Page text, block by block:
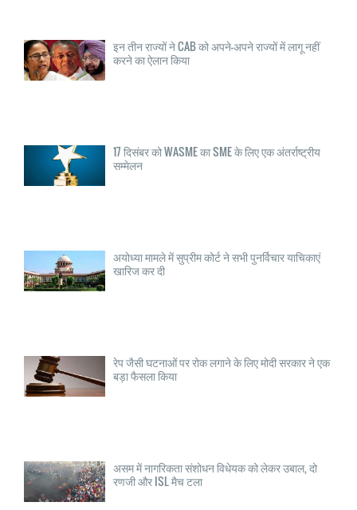
इन तीन राज्यों ने CAB को अपने-अपने राज्यों में लागू नहीं
करने का ऐलान किया
17 दिसंबर को WASME का SME के लिए एक अंतर्राष्ट्रीय
सम्मेलन
अयोध्या मामले में सुप्रीम कोर्ट ने सभी पुनर्विचार याचिकाएं
खारिज कर दी
रेप जैसी घटनाओं पर रोक लगाने के लिए मोदी सरकार ने एक
बड़ा फैसला किया
असम में नागरिकता संशोधन विधेयक को लेकर उबाल, दो
रणजी और ISL मैच टला